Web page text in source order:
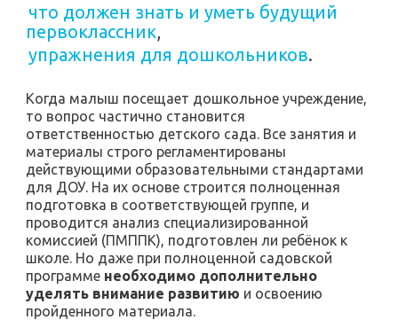
что должен знать и уметь будущий
первоклассник
упражнения для дошкольников.
Когда малыш посещает дошкольное учреждение,
то вопрос частично становится
ответственностью детского сада. Все занятия и
материалы строго регламентированы
действующими образовательными стандартами
для ДОУ. На их основе строится полноценная
подготовка в соответствующей группе, и
проводится анализ специализированной
комиссией (ПМППК), подготовлен ли ребёнок к
школе. Но даже при полноценной садовской
программе необходимо дополнительно
уделять внимание развитию и освоению
пройденного материала.